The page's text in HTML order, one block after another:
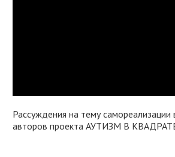
Рассуждения на тему
авторов проекта АУТИЗМ В